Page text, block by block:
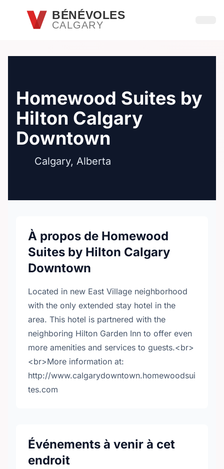
Passer au contenu principal
BÉNÉVOLES
CALGARY
Homewood Suites by
Hilton Calgary
Downtown
Calgary, Alberta
À propos de Homewood
Suites by Hilton Calgary
Downtown
Located in new East Village neighborhood
with the only extended stay hotel in the
area. This hotel is partnered with the
neighboring Hilton Garden Inn to offer even
more amenities and services to guests.<br>
<br>More information at:
http://www.calgarydowntown.homewoodsui
tes.com
Événements à venir à cet
endroit